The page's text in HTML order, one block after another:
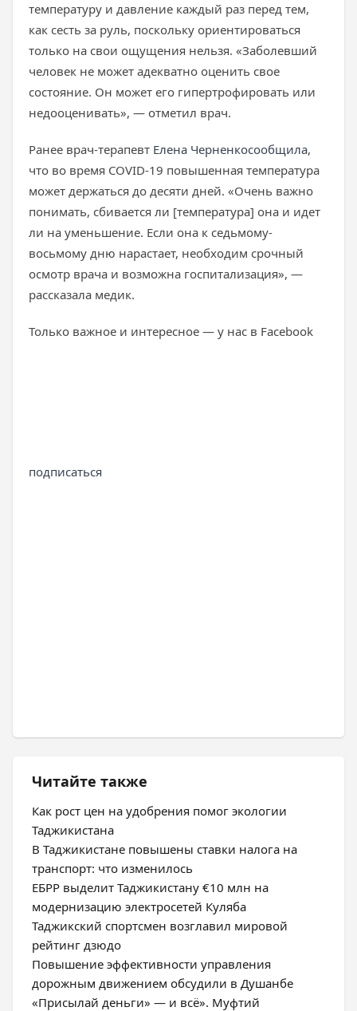
температуру и давление каждый раз перед тем,
как сесть за руль, поскольку ориентироваться
только на свои ощущения нельзя. «Заболевший
человек не может адекватно оценить свое
состояние. Он может его гипертрофировать или
недооценивать», — отметил врач.
Ранее врач-терапевт Елена Черненкосообщила,
что во время COVID-19 повышенная температура
может держаться до десяти дней. «Очень важно
понимать, сбивается ли [температура] она и идет
ли на уменьшение. Если она к седьмому-
восьмому дню нарастает, необходим срочный
осмотр врача и возможна госпитализация», —
рассказала медик.
Только важное и интересное — у нас в Facebook
подписаться
Читайте также
Как рост цен на удобрения помог экологии
Таджикистана
В Таджикистане повышены ставки налога на
транспорт: что изменилось
ЕБРР выделит Таджикистану €10 млн на
модернизацию электросетей Куляба
Таджикский спортсмен возглавил мировой
рейтинг дзюдо
Повышение эффективности управления
дорожным движением обсудили в Душанбе
«Присылай деньги» — и всё». Муфтий